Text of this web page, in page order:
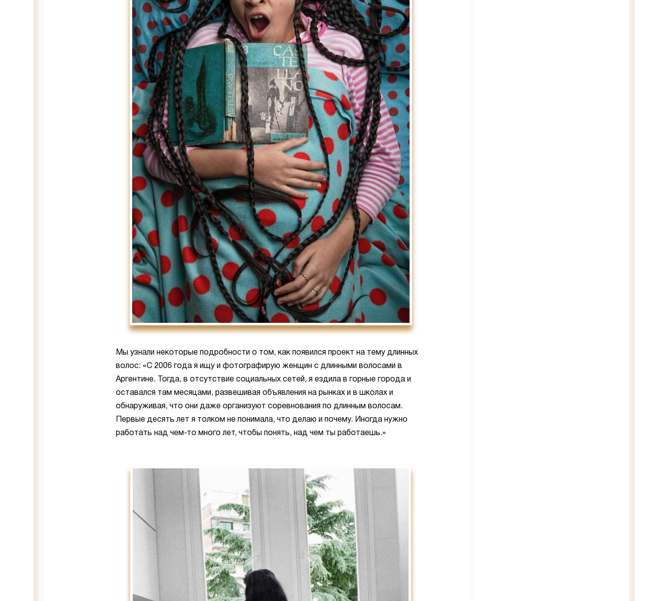
Мы узнали некоторые подробности о том, как появился проект на тему длинных
волос: «С 2006 года я ищу и фотографирую женщин с длинными волосами в
Аргентине. Тогда, в отсутствие социальных сетей, я ездила в горные города и
оставался там месяцами, развешивая объявления на рынках и в школах и
обнаруживая, что они даже организуют соревнования по длинным волосам.
Первые десять лет я толком не понимала, что делаю и почему. Иногда нужно
работать над чем-то много лет, чтобы понять, над чем ты работаешь.»